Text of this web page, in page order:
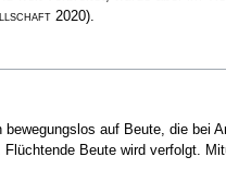
2020).
bewegungslos auf Beute, die bei
Flüchtende Beute wird verfolgt.